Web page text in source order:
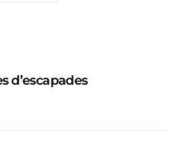
d’escapades